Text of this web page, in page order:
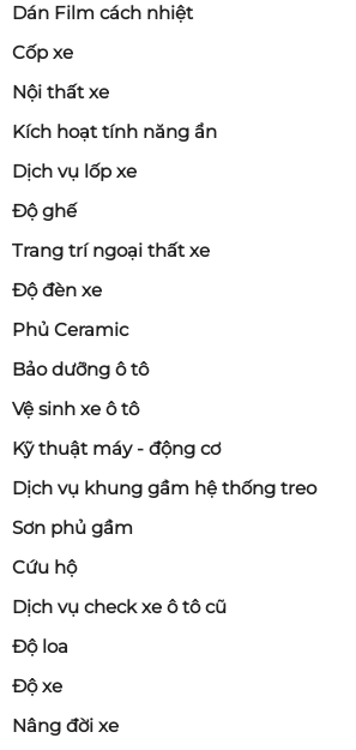
Dán Film cách nhiệt
Cốp xe
Nội thất xe
Kích hoạt tính năng ẩn
Dịch vụ lốp xe
Độ ghế
Trang trí ngoại thất xe
Độ đèn xe
Phủ Ceramic
Bảo dưỡng ô tô
Vệ sinh xe ô tô
Kỹ thuật máy - động cơ
Dịch vụ khung gầm hệ thống treo
Sơn phủ gầm
Cứu hộ
Dịch vụ check xe ô tô cũ
Độ loa
Độ xe
Nâng đời xe